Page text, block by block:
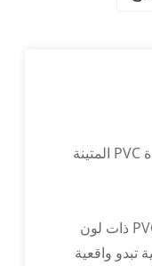
مصنوع من مادة PVC المتينة
مصنوعة من مادة PVC ذات لون
تبدو واقعية